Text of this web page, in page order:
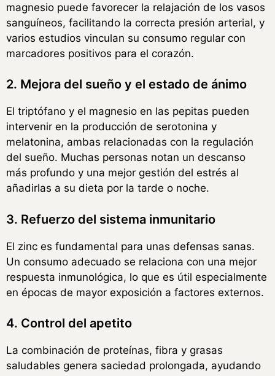
magnesio puede favorecer la relajación de los vasos
sanguíneos, facilitando la correcta presión arterial, y
varios estudios vinculan su consumo regular con
marcadores positivos para el corazón.
2. Mejora del sueño y el estado de ánimo
El triptófano y el magnesio en las pepitas pueden
intervenir en la producción de serotonina y
melatonina, ambas relacionadas con la regulación
del sueño. Muchas personas notan un descanso
más profundo y una mejor gestión del estrés al
añadirlas a su dieta por la tarde o noche.
3. Refuerzo del sistema inmunitario
El zinc es fundamental para unas defensas sanas.
Un consumo adecuado se relaciona con una mejor
respuesta inmunológica, lo que es útil especialmente
en épocas de mayor exposición a factores externos.
4. Control del apetito
La combinación de proteínas, fibra y grasas
saludables genera saciedad prolongada, ayudando